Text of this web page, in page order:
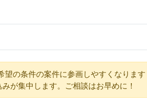
望の条件の案件に参画しやすくなります
が集中します。ご相談はお早めに！